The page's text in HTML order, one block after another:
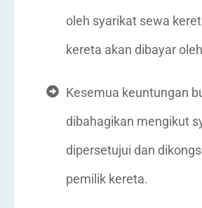
oleh syarikat sewa
kereta akan dibayar
Kesemua keuntungan
dibahagikan mengikut
dipersetujui dan
pemilik kereta.